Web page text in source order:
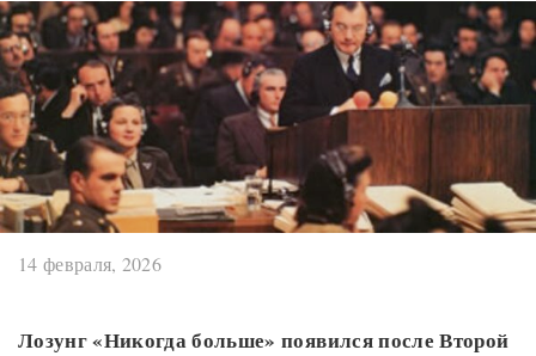
14 февраля, 2026
Лозунг «Никогда больше» появился после Второй